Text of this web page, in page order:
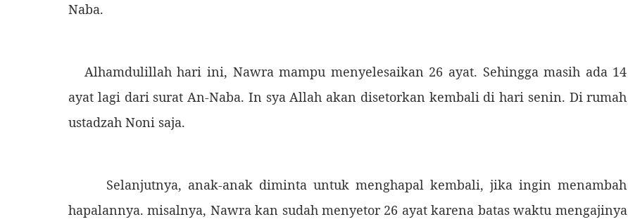
Naba.
Alhamdulillah hari ini, Nawra mampu menyelesaikan 26 ayat. Sehingga masih ada 14
ayat lagi dari surat An-Naba. In sya Allah akan disetorkan kembali di hari senin. Di rumah
ustadzah Noni saja.
Selanjutnya, anak-anak diminta untuk menghapal kembali, jika ingin menambah
hapalannya. misalnya, Nawra kan sudah menyetor 26 ayat karena batas waktu mengajinya